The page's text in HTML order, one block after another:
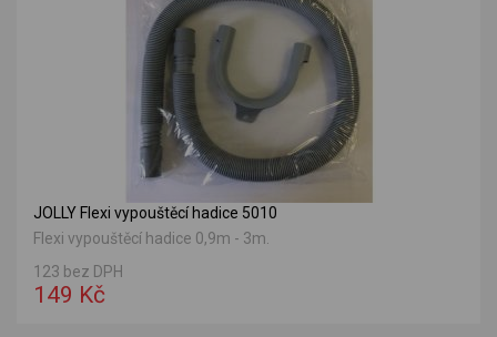
JOLLY Flexi vypouštěcí hadice 5010
Flexi vypouštěcí hadice 0,9m - 3m.
123 bez DPH
149 Kč